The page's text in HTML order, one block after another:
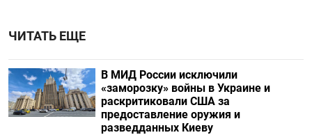
ЧИТАТЬ ЕЩЕ
В МИД России исключили
«заморозку» войны в Украине и
раскритиковали США за
предоставление оружия и
разведданных Киеву